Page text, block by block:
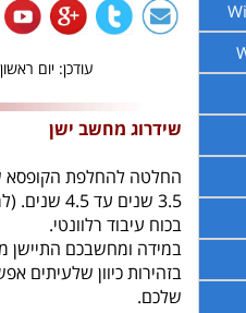
עודכן: יום ראשון, 10:30, 18/11/
שידרוג מחשב ישן
החלטה להחלפת הקופסא
בכוח עיבוד רלוונטי.
במידה ומחשבכם התיישן
בזהירות כיוון
שלכם.